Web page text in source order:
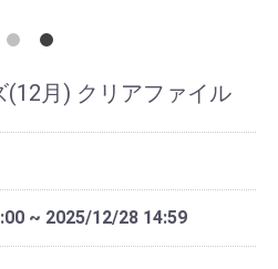
月) クリアファイル
~ 2025/12/28 14:59